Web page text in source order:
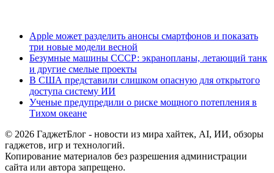
Apple может разделить анонсы смартфонов и показать
три новые модели весной
Безумные машины СССР: экранопланы, летающий танк
и другие смелые проекты
В США представили слишком опасную для открытого
доступа систему ИИ
Ученые предупредили о риске мощного потепления в
Тихом океане
© 2026 ГаджетБлог - новости из мира хайтек, AI, ИИ, обзоры
гаджетов, игр и технологий.
Копирование материалов без разрешения администрации
сайта или автора запрещено.